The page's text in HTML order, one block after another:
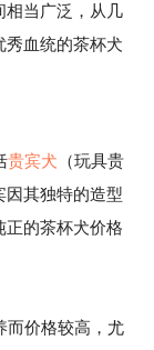
相当广泛，从几
秀血统的茶杯犬
贵宾犬 （玩具贵
因其独特的造型
正的茶杯犬价格
价格较高，尤